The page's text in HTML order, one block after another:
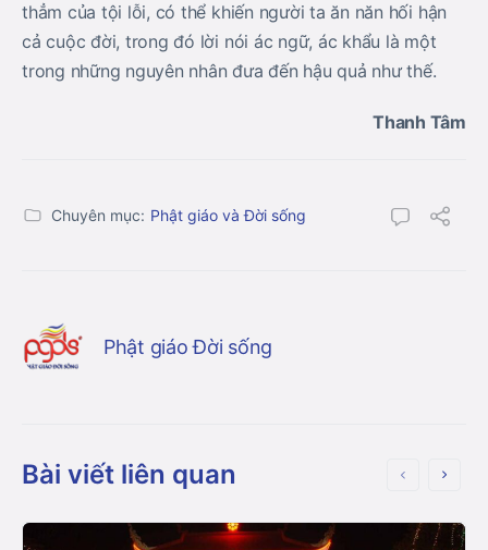
thẳm của tội lỗi, có thể khiến người ta ăn năn hối hận
cả cuộc đời, trong đó lời nói ác ngữ, ác khẩu là một
trong những nguyên nhân đưa đến hậu quả như thế.
Thanh Tâm
Chuyên mục: Phật giáo và Đời sống
Phật giáo Đời sống
Bài viết liên quan